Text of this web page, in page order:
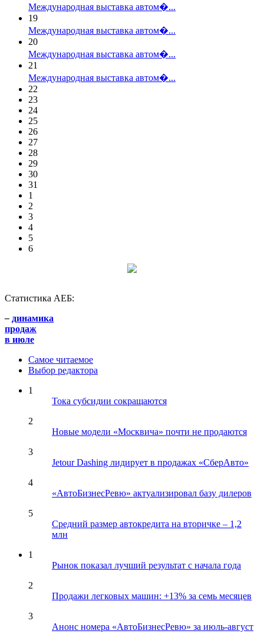
Международная выставка автом�...
19
Международная выставка автом�...
20
Международная выставка автом�...
21
Международная выставка автом�...
22
23
24
25
26
27
28
29
30
31
1
2
3
4
5
6
Статистика АЕБ:
– динамика
продаж
в июле
Самое читаемое
Выбор редактора
1
Тока субсидии сокращаются
2
Новые модели «Москвича» почти не продаются
3
Jetour Dashing лидирует в продажах «СберАвто»
4
«АвтоБизнесРевю» актуализировал базу дилеров
5
Средний размер автокредита на вторичке – 1,2
млн
1
Рынок показал лучший результат с начала года
2
Продажи легковых машин: +13% за семь месяцев
3
Анонс номера «АвтоБизнесРевю» за июль-август